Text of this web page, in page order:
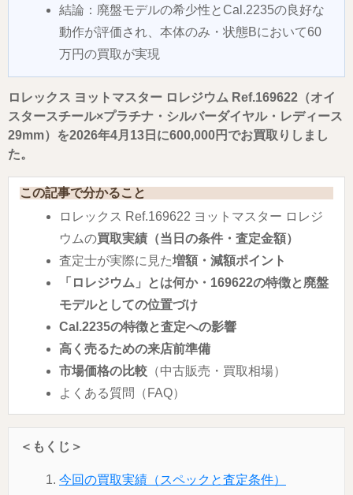
結論：廃盤モデルの希少性とCal.2235の良好な
動作が評価され、本体のみ・状態Bにおいて60
万円の買取が実現
ロレックス ヨットマスター ロレジウム Ref.169622（オイ
スタースチール×プラチナ・シルバーダイヤル・レディース
29mm）を2026年4月13日に600,000円でお買取りしまし
た。
この記事で分かること
ロレックス Ref.169622 ヨットマスター ロレジ
ウムの買取実績（当日の条件・査定金額）
査定士が実際に見た増額・減額ポイント
「ロレジウム」とは何か・169622の特徴と廃盤
モデルとしての位置づけ
Cal.2235の特徴と査定への影響
高く売るための来店前準備
市場価格の比較 （中古販売・買取相場）
よくある質問（FAQ）
＜もくじ＞
今回の買取実績（スペックと査定条件）